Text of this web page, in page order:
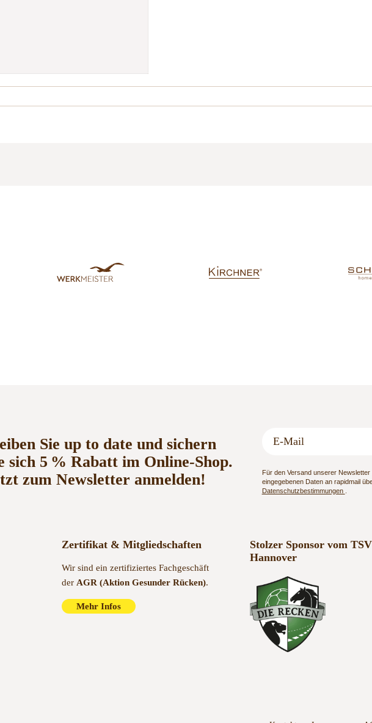
Sie up to date und sichern
sich 5 % Rabatt im Online-Shop.
zum Newsletter anmelden!
Für den Versand unserer
eingegebenen Daten an rapidmail
Datenschutzbestimmungen
Zertifikat & Mitgliedschaften
Wir sind ein zertifiziertes Fachgeschäft
der AGR (Aktion Gesunder Rücken).
Mehr Infos
Stolzer Sponsor vom TSV
Hannover